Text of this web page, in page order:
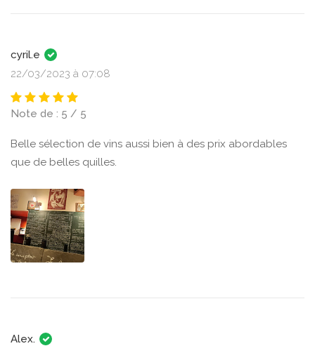
cyril.e
22/03/2023 à 07:08
Note de : 5 / 5
Belle sélection de vins aussi bien à des prix abordables
que de belles quilles.
Alex.